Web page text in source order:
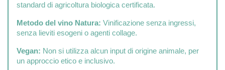
standard di agricoltura biologica certificata.
Metodo del vino Natura: Vinificazione senza ingressi,
senza lieviti esogeni o agenti collage.
Vegan: Non si utilizza alcun input di origine animale, per
un approccio etico e inclusivo.